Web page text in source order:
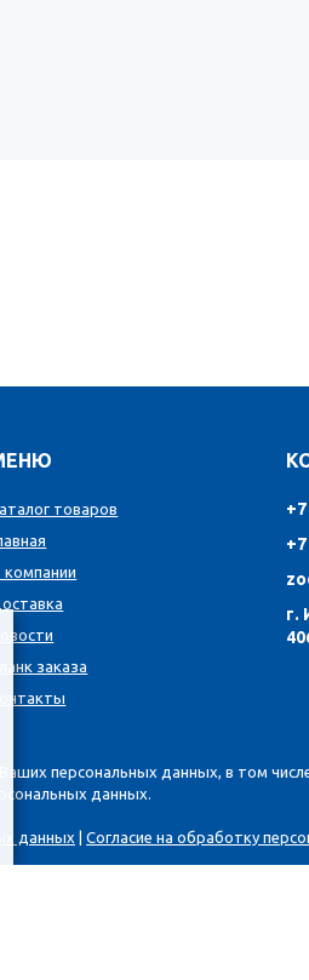
товаров
компании
заказа
г.
персональных данных, в том
данных.
данных Согласие на обработку